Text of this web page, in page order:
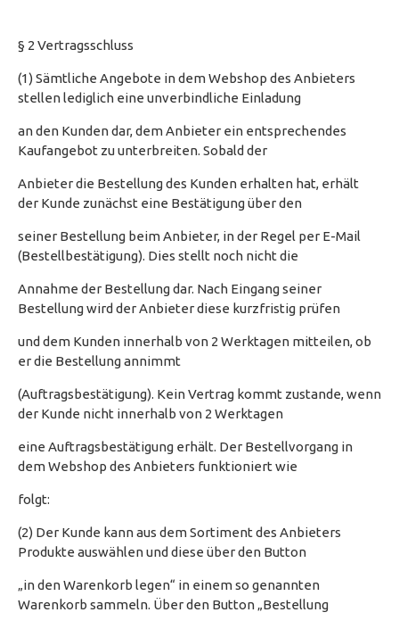
§ 2 Vertragsschluss
(1) Sämtliche Angebote in dem Webshop des Anbieters
stellen lediglich eine unverbindliche Einladung
an den Kunden dar, dem Anbieter ein entsprechendes
Kaufangebot zu unterbreiten. Sobald der
Anbieter die Bestellung des Kunden erhalten hat, erhält
der Kunde zunächst eine Bestätigung über den
seiner Bestellung beim Anbieter, in der Regel per E-Mail
(Bestellbestätigung). Dies stellt noch nicht die
Annahme der Bestellung dar. Nach Eingang seiner
Bestellung wird der Anbieter diese kurzfristig prüfen
und dem Kunden innerhalb von 2 Werktagen mitteilen, ob
er die Bestellung annimmt
(Auftragsbestätigung). Kein Vertrag kommt zustande, wenn
der Kunde nicht innerhalb von 2 Werktagen
eine Auftragsbestätigung erhält. Der Bestellvorgang in
dem Webshop des Anbieters funktioniert wie
folgt:
(2) Der Kunde kann aus dem Sortiment des Anbieters
Produkte auswählen und diese über den Button
„in den Warenkorb legen“ in einem so genannten
Warenkorb sammeln. Über den Button „Bestellung